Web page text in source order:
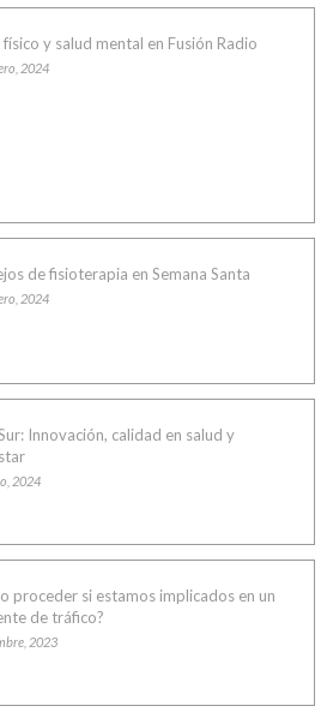
y salud mental en Fusión Radio
2024
de fisioterapia en Semana Santa
2024
Innovación, calidad en salud y
2024
proceder si estamos implicados en un
de tráfico?
2023